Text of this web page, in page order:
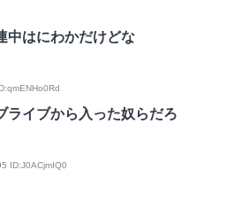
中はにわかだけどな
ライブから入った奴らだろ
ID:J0ACjmIQ0